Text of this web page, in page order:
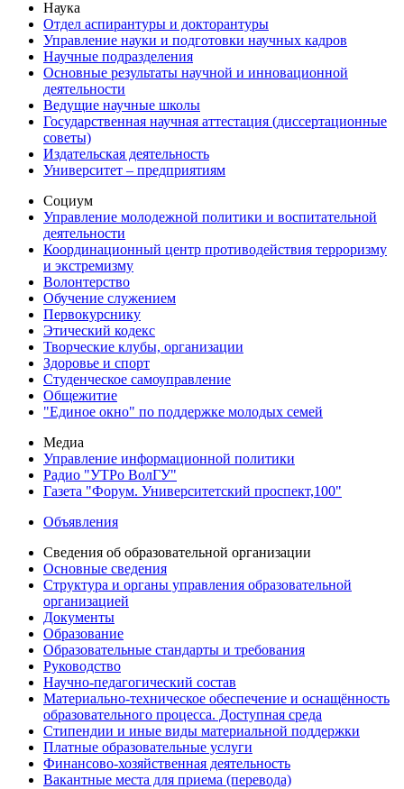
Наука
Отдел аспирантуры и докторантуры
Управление науки и подготовки научных кадров
Научные подразделения
Основные результаты научной и инновационной
деятельности
Ведущие научные школы
Государственная научная аттестация (диссертационные
советы)
Издательская деятельность
Университет – предприятиям
Социум
Управление молодежной политики и воспитательной
деятельности
Координационный центр противодействия терроризму
и экстремизму
Волонтерство
Обучение служением
Первокурснику
Этический кодекс
Творческие клубы, организации
Здоровье и спорт
Студенческое самоуправление
Общежитие
"Единое окно" по поддержке молодых семей
Медиа
Управление информационной политики
Радио "УТРо ВолГУ"
Газета "Форум. Университетский проспект,100"
Объявления
Сведения об образовательной организации
Основные сведения
Структура и органы управления образовательной
организацией
Документы
Образование
Образовательные стандарты и требования
Руководство
Научно-педагогический состав
Материально-техническое обеспечение и оснащённость
образовательного процесса. Доступная среда
Стипендии и иные виды материальной поддержки
Платные образовательные услуги
Финансово-хозяйственная деятельность
Вакантные места для приема (перевода)